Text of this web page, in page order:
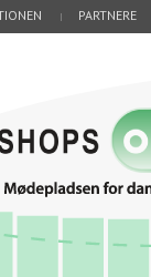
PARTNERE